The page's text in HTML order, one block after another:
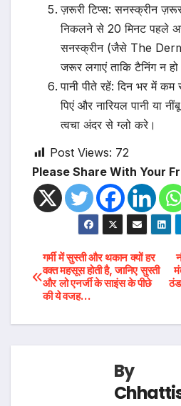
ज़रूरी टिप्स: सनस्क्रीन
निकलने से 20 मिनट पहले
सनस्क्रीन (जैसे The
जरूर लगाएं ताकि टैनिंग न
पानी पीते रहें: दिन भर में
पिएं और नारियल पानी या
त्वचा अंदर से ग्लो करे।
Post Views: 72
Please Share With Your
Post
navigation
गर्मी में सुस्ती और थकान क्यों हर
वक्त महसूस होती है, जानिए सुस्ती
और लो एनर्जी के साइंस के पीछे
की ये वजह…
By